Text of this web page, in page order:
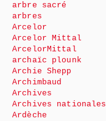
arbre sacré
arbres
Arcelor
Arcelor Mittal
ArcelorMittal
archaïc plounk
Archie Shepp
Archimbaud
Archives
Archives nationales
Ardèche